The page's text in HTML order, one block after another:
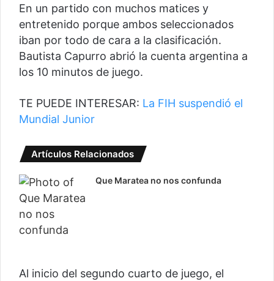
En un partido con muchos matices y
entretenido porque ambos seleccionados
iban por todo de cara a la clasificación.
Bautista Capurro abrió la cuenta argentina a
los 10 minutos de juego.
TE PUEDE INTERESAR: La FIH suspendió el
Mundial Junior
Artículos Relacionados
Que Maratea no nos confunda
Al inicio del segundo cuarto de juego, el